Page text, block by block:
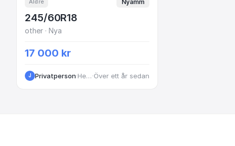
Äldre Nyamm
245/60R18
other · Nya
17 000 kr
J Privatperson· Helsingborg·Över ett år sedan